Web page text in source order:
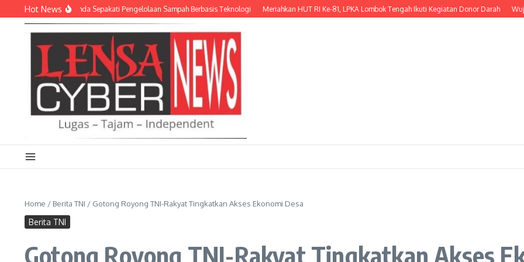
Lewati ke konten
Hot News
dan Empat Pemda Sepakati Pengelolaan Sampah Berbasis Teknologi Meriahkan HUT RI Ke-81, LPKA Lombok Tengah Ikuti Kegiatan Donor Darah Wujud
Home / Berita TNI / Gotong Royong TNI-Rakyat Tingkatkan Akses Ekonomi Desa
Berita TNI
Gotong Royong TNI-Rakyat Tingkatkan Akses